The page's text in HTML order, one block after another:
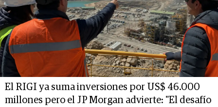
El RIGI ya suma inversiones por US$ 46.000
millones pero el JP Morgan advierte: "El desafío